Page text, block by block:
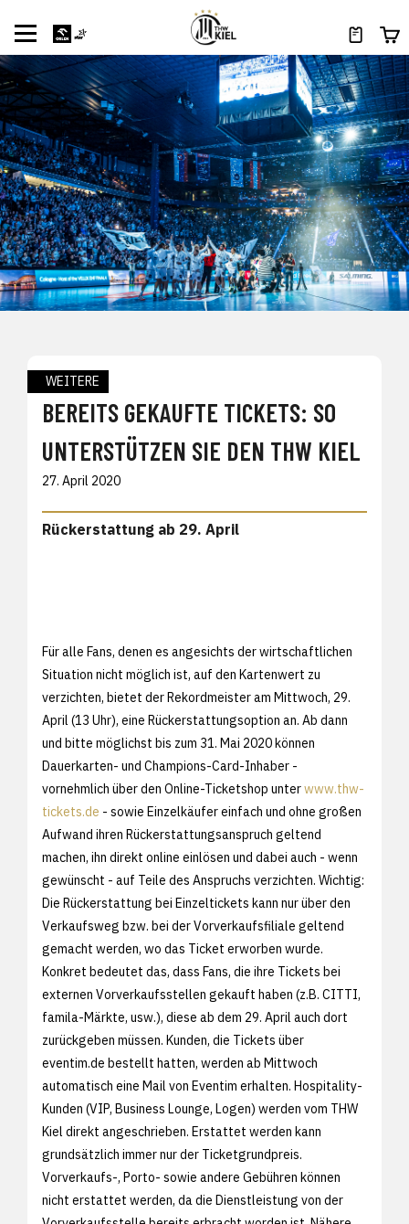
WEITERE
BEREITS GEKAUFTE TICKETS: SO
UNTERSTÜTZEN SIE DEN THW KIEL
27. April 2020
Rückerstattung ab 29. April
Für alle Fans, denen es angesichts der wirtschaftlichen
Situation nicht möglich ist, auf den Kartenwert zu
verzichten, bietet der Rekordmeister am Mittwoch, 29.
April (13 Uhr), eine Rückerstattungsoption an. Ab dann
und bitte möglichst bis zum 31. Mai 2020 können
Dauerkarten- und Champions-Card-Inhaber -
vornehmlich über den Online-Ticketshop unterwww.thw-
tickets.de - sowie Einzelkäufer einfach und ohne großen
Aufwand ihren Rückerstattungsanspruch geltend
machen, ihn direkt online einlösen und dabei auch - wenn
gewünscht - auf Teile des Anspruchs verzichten. Wichtig:
Die Rückerstattung bei Einzeltickets kann nur über den
Verkaufsweg bzw. bei der Vorverkaufsfiliale geltend
gemacht werden, wo das Ticket erworben wurde.
Konkret bedeutet das, dass Fans, die ihre Tickets bei
externen Vorverkaufsstellen gekauft haben (z.B. CITTI,
famila-Märkte, usw.), diese ab dem 29. April auch dort
zurückgeben müssen. Kunden, die Tickets über
eventim.de bestellt hatten, werden ab Mittwoch
automatisch eine Mail von Eventim erhalten. Hospitality-
Kunden (VIP, Business Lounge, Logen) werden vom THW
Kiel direkt angeschrieben. Erstattet werden kann
grundsätzlich immer nur der Ticketgrundpreis.
Vorverkaufs-, Porto- sowie andere Gebühren können
nicht erstattet werden, da die Dienstleistung von der